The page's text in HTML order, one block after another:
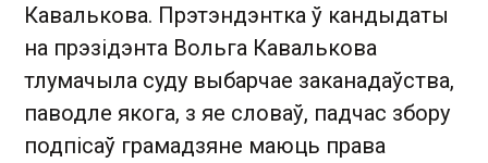
Кавалькова. Прэтэндэнтка ў кандыдаты
на прэзідэнта Вольга Кавалькова
тлумачыла суду выбарчае заканадаўства,
паводле якога, з яе словаў, падчас збору
подпісаў грамадзяне маюць права